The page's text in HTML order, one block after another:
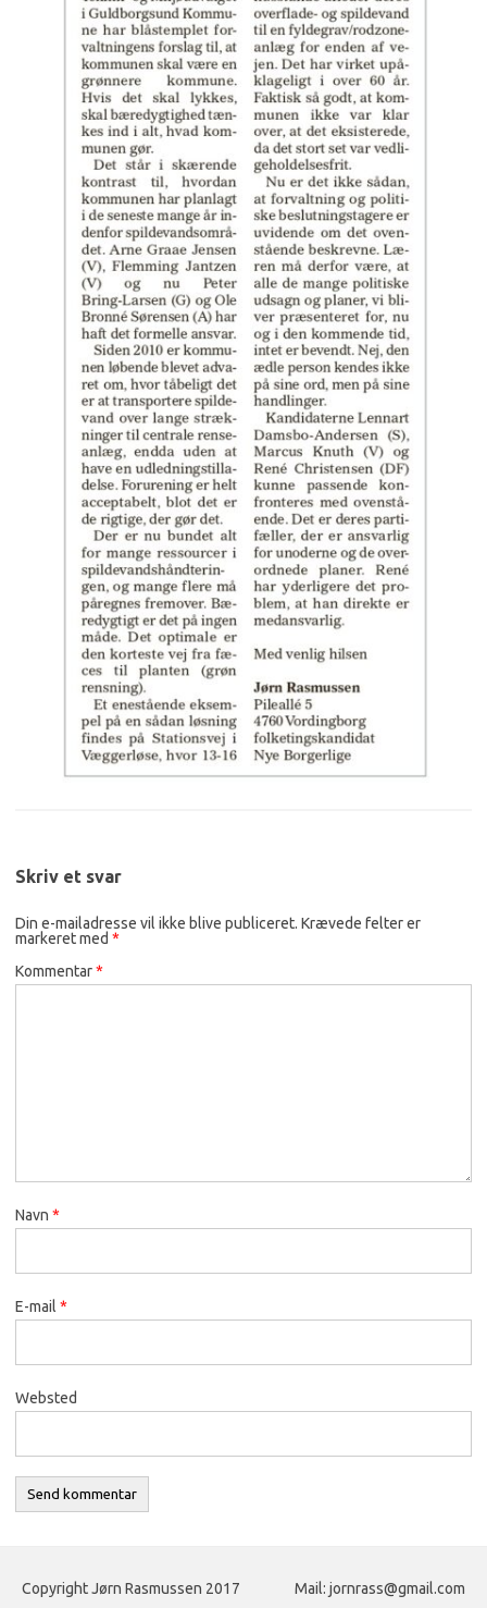
Skriv et svar
Din e-mailadresse vil ikke blive publiceret. Krævede felter er
markeret med *
Kommentar*
Navn *
E-mail *
Websted
Copyright Jørn Rasmussen 2017 Mail: jornrass@gmail.com